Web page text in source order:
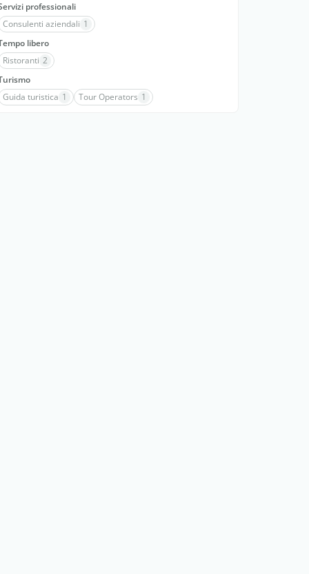
professionali
Consulenti aziendali 1
libero
Ristoranti 2
Guida turistica 1 Tour Operators 1